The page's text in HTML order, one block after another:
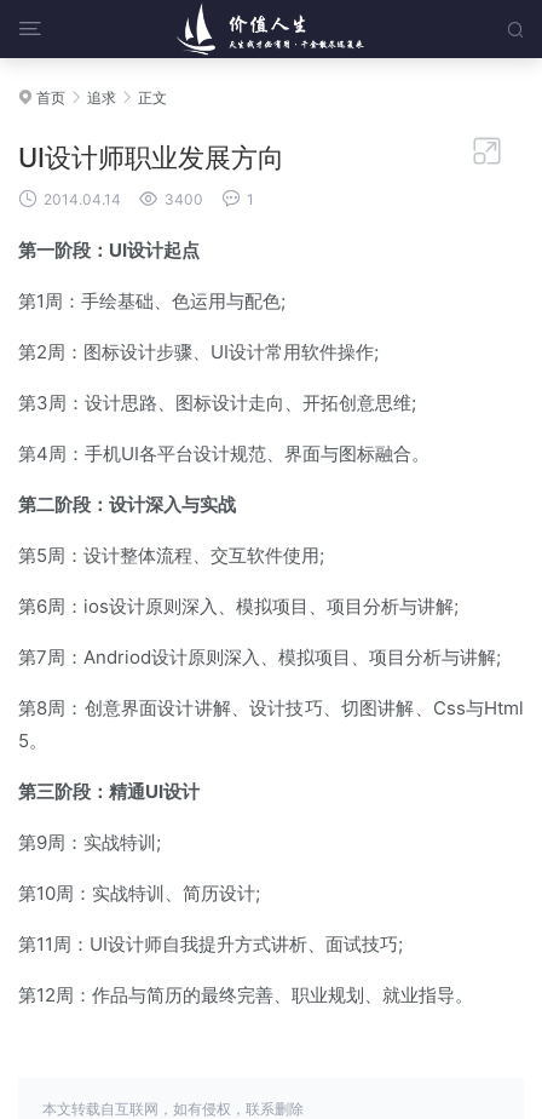
 
 首页  追求  正文

UI设计师职业发展方向
 2014.04.14  3400  1
第一阶段：UI设计起点
第1周：手绘基础、色运用与配色;
第2周：图标设计步骤、UI设计常用软件操作;
第3周：设计思路、图标设计走向、开拓创意思维;
第4周：手机UI各平台设计规范、界面与图标融合。
第二阶段：设计深入与实战
第5周：设计整体流程、交互软件使用;
第6周：ios设计原则深入、模拟项目、项目分析与讲解;
第7周：Andriod设计原则深入、模拟项目、项目分析与讲解;
第8周：创意界面设计讲解、设计技巧、切图讲解、Css与Html
5。
第三阶段：精通UI设计
第9周：实战特训;
第10周：实战特训、简历设计;
第11周：UI设计师自我提升方式讲析、面试技巧;
第12周：作品与简历的最终完善、职业规划、就业指导。
本文转载自互联网，如有侵权，联系删除